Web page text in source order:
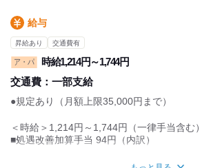
給与
昇給あり 交通費有
ア・パ
時給1,214円～1,744円
交通費： 一部支給
●規定あり（月額上限35,000円まで）
＜時給＞1,214円～1,744円（一律手当含む）
■処遇改善加算手当 94円（内訳）